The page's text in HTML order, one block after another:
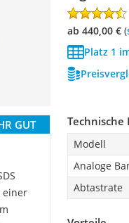
ab 440,00 €(
Platz 1
GUT
einer
Technische
Modell
Analoge
Abtastrate